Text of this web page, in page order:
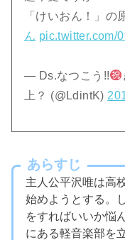
「けいおん！」の
ん pic.twitter.com/
— Ds.なつこう!!
上？ (@LdintK)
あらすじ
主人公平沢唯は高
始めようとする。
をすればいいか悩
にある軽音楽部を